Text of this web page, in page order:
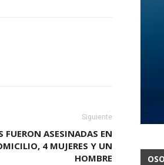
Siguiente
FUERON ASESINADAS EN
4 MUJERES Y UN
HOMBRE